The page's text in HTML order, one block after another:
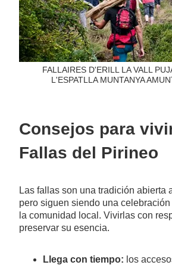
FALLAIRES D'ERILL LA VALL
L'ESPATLLA MUNTANYA
Consejos para
Fallas del Pirineo
Las fallas son una tradición abierta
pero siguen siendo una
la comunidad local. Vivirlas con
preservar su esencia.
Llega con tiempo: los